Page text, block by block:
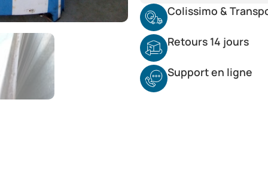
Colissimo &
Retours 14 jours
Support en ligne